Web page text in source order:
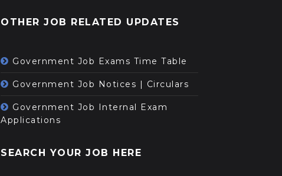
OTHER JOB RELATED UPDATES
Government Job Exams Time Table
Government Job Notices | Circulars
Government Job Internal Exam
Applications
SEARCH YOUR JOB HERE